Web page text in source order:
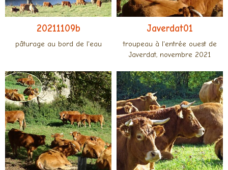
20211109b
pâturage au bord de l'eau
Javerdat01
troupeau à l'entrée ouest de
Javerdat, novembre 2021